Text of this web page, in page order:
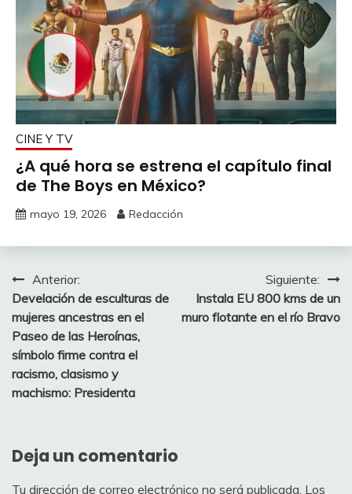
CINE Y TV
¿A qué hora se estrena el capítulo final
de The Boys en México?
mayo 19, 2026 Redacción
Navegación
de
entradas
Anterior:
Develación de esculturas de
mujeres ancestras en el
Paseo de las Heroínas,
símbolo firme contra el
racismo, clasismo y
machismo: Presidenta
Siguiente:
Instala EU 800 kms de un
muro flotante en el río Bravo
Deja un comentario
Tu dirección de correo electrónico no será publicada. Los